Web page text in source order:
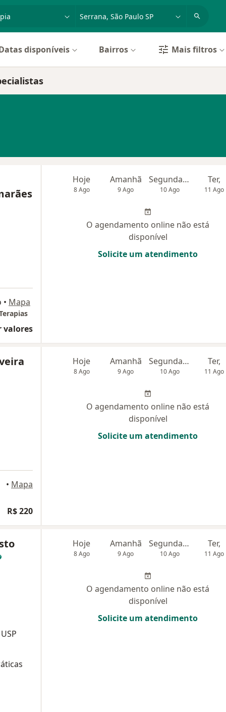
disponíveis Bairros Mais filtros
• Mapa
valores
Hoje
8 Ago
Amanhã
9 Ago
Segunda-feira
10 Ago
Ter,
11 Ago
O agendamento online não está
disponível
Solicite um atendimento
• Mapa
R$ 220
Hoje
8 Ago
Amanhã
9 Ago
Segunda-feira
10 Ago
Ter,
11 Ago
O agendamento online não está
disponível
Solicite um atendimento
Hoje
8 Ago
Amanhã
9 Ago
Segunda-feira
10 Ago
Ter,
11 Ago
O agendamento online não está
disponível
Solicite um atendimento